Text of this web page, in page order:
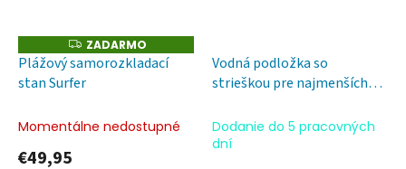
Z
A
D
A
O
ZADARMO
Plážový samorozkladací
stan Surfer
Momentálne nedostupné
€49,95
Vodná podložka so
strieškou pre najmenších
Dodanie do 5 pracovných
dní